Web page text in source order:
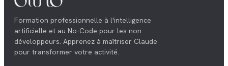
Formation professionnelle à l'intelligence
artificielle et au No-Code pour les non
développeurs. Apprenez à maîtriser Claude
pour transformer votre activité.